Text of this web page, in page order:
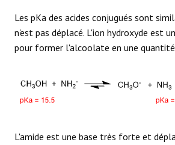
Les pKa des acides conjugués sont
n'est pas déplacé. L'ion hydroxyde est
pour former l'alcoolate en une
L'amide est une base très forte et